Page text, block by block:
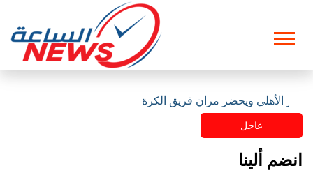
الأهلي ويحضر مران فريق الكرة
عاجل
انضم ألينا